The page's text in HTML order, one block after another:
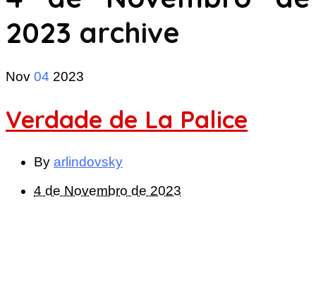
2023 archive
Nov 04 2023
Verdade de La Palice
By arlindovsky
4 de Novembro de 2023